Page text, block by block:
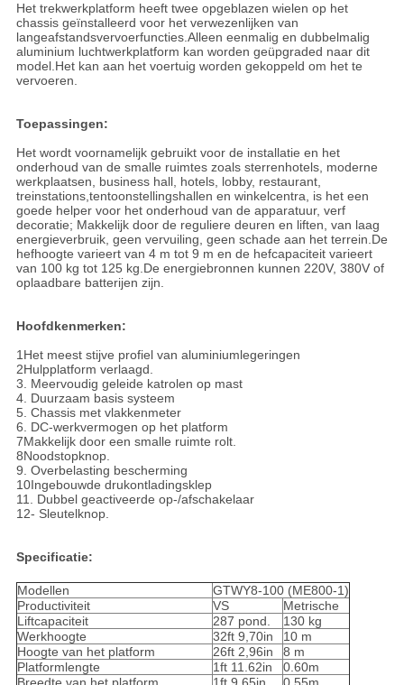
Het trekwerkplatform heeft twee opgeblazen wielen op het
chassis geïnstalleerd voor het verwezenlijken van
langeafstandsvervoerfuncties.Alleen eenmalig en dubbelmalig
aluminium luchtwerkplatform kan worden geüpgraded naar dit
model.Het kan aan het voertuig worden gekoppeld om het te
vervoeren.
Toepassingen:
Het wordt voornamelijk gebruikt voor de installatie en het
onderhoud van de smalle ruimtes zoals sterrenhotels, moderne
werkplaatsen, business hall, hotels, lobby, restaurant,
treinstations,tentoonstellingshallen en winkelcentra, is het een
goede helper voor het onderhoud van de apparatuur, verf
decoratie; Makkelijk door de reguliere deuren en liften, van laag
energieverbruik, geen vervuiling, geen schade aan het terrein.De
hefhoogte varieert van 4 m tot 9 m en de hefcapaciteit varieert
van 100 kg tot 125 kg.De energiebronnen kunnen 220V, 380V of
oplaadbare batterijen zijn.
Hoofdkenmerken:
1Het meest stijve profiel van aluminiumlegeringen
2Hulpplatform verlaagd.
3. Meervoudig geleide katrolen op mast
4. Duurzaam basis systeem
5. Chassis met vlakkenmeter
6. DC-werkvermogen op het platform
7Makkelijk door een smalle ruimte rolt.
8Noodstopknop.
9. Overbelasting bescherming
10Ingebouwde drukontladingsklep
11. Dubbel geactiveerde op-/afschakelaar
12- Sleutelknop.
Specificatie:
Modellen
GTWY8-100 (ME800-1)
Productiviteit
VS
Metrische
Liftcapaciteit
287 pond.
130 kg
Werkhoogte
32ft 9,70in
10 m
Hoogte van het platform
26ft 2,96in
8 m
Platformlengte
1ft 11.62in
0.60m